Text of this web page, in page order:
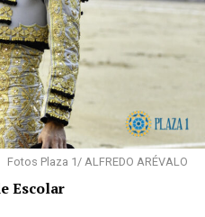
Fotos Plaza 1/ ALFREDO ARÉVALO
Escolar